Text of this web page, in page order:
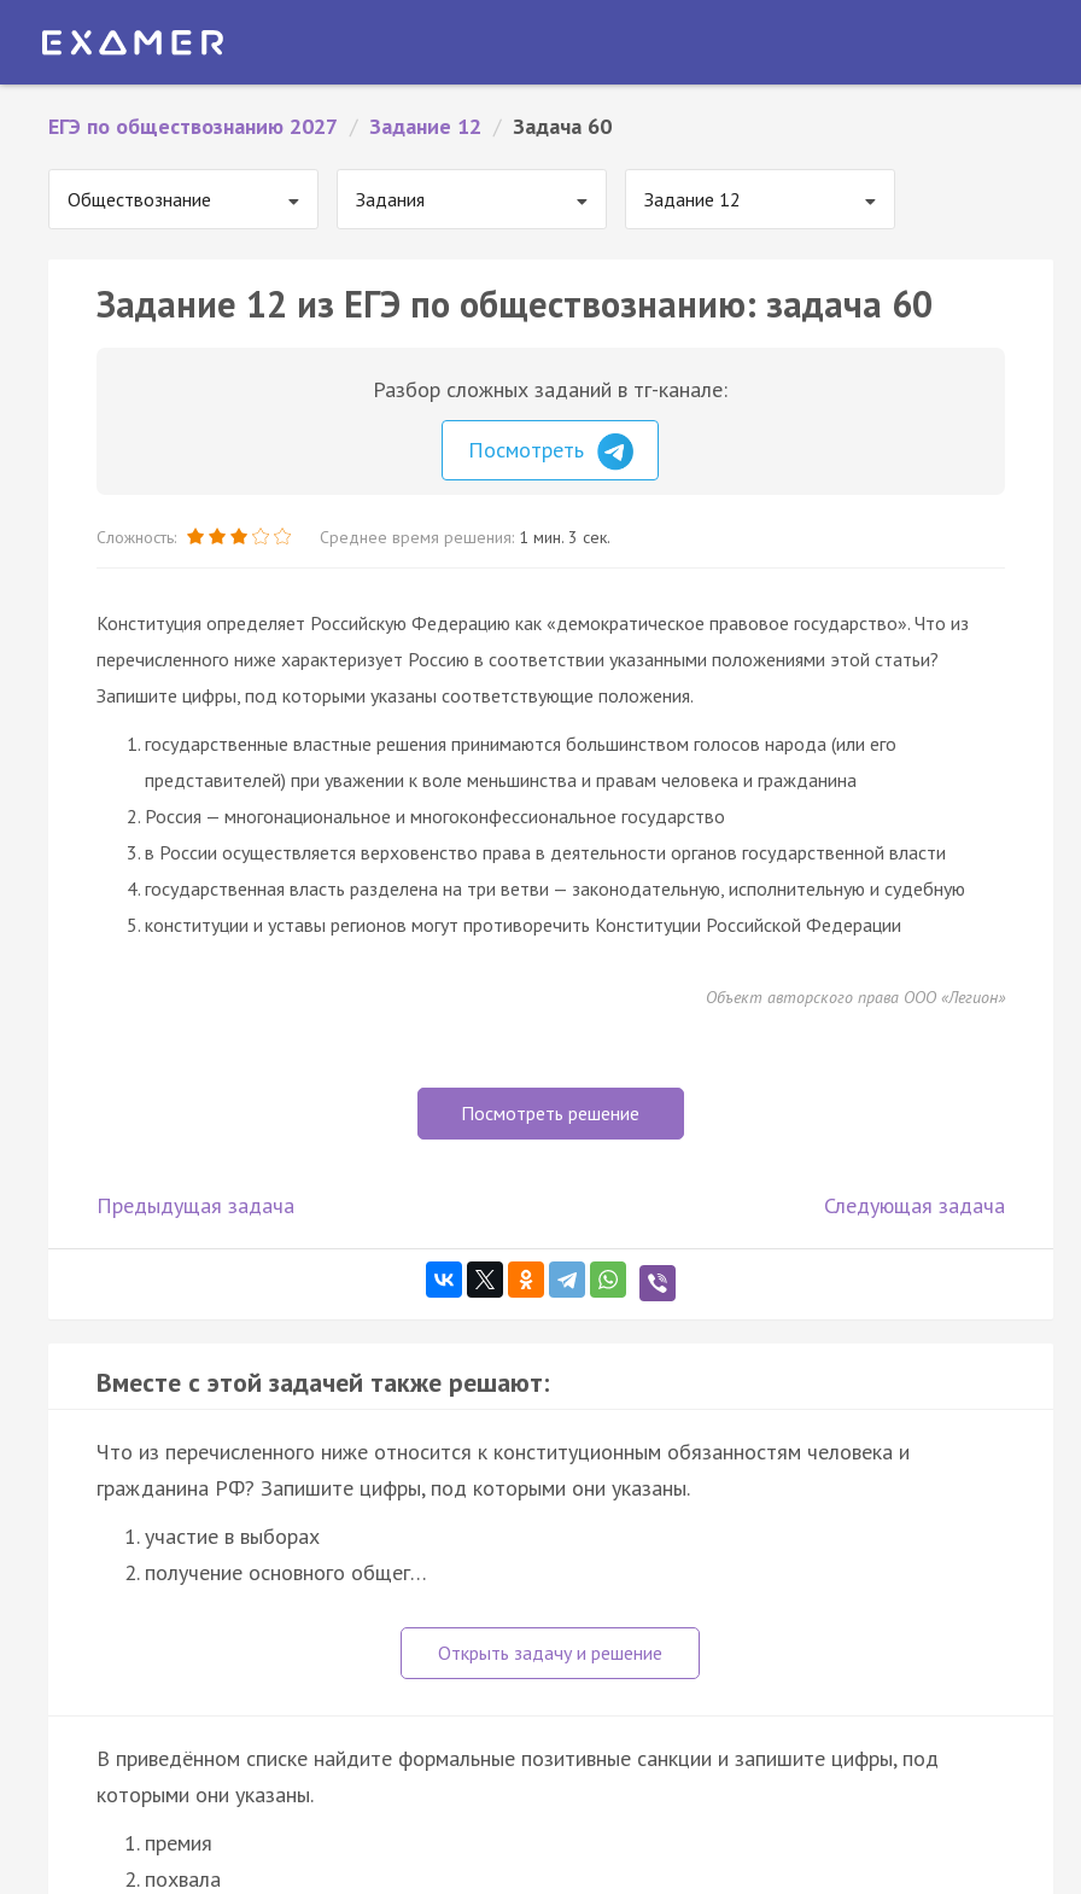
ЕГЭ по обществознанию 2027 / Задание 12 / Задача 60
Обществознание Задания Задание 12
Задание 12 из ЕГЭ по обществознанию: задача 60
Разбор сложных заданий в тг-канале:
Посмотреть
Сложность: Среднее время решения: 1 мин. 3 сек.
Конституция определяет Российскую Федерацию как «демократическое правовое государство». Что из
перечисленного ниже характеризует Россию в соответствии указанными положениями этой статьи?
Запишите цифры, под которыми указаны соответствующие положения.
государственные властные решения принимаются большинством голосов народа (или его
представителей) при уважении к воле меньшинства и правам человека и гражданина
Россия — многонациональное и многоконфессиональное государство
в России осуществляется верховенство права в деятельности органов государственной власти
государственная власть разделена на три ветви — законодательную, исполнительную и судебную
конституции и уставы регионов могут противоречить Конституции Российской Федерации
Объект авторского права ООО «Легион»
Посмотреть решение
Предыдущая задача Следующая задача
Вместе с этой задачей также решают:
Что из перечисленного ниже относится к конституционным обязанностям человека и
гражданина РФ? Запишите цифры, под которыми они указаны.
участие в выборах
получение основного общег…
В приведённом списке найдите формальные позитивные санкции и запишите цифры, под
которыми они указаны.
премия
похвала